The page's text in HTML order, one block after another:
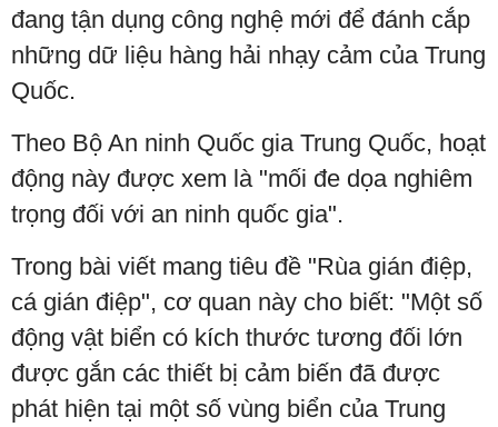
đang tận dụng công nghệ mới để đánh cắp
những dữ liệu hàng hải nhạy cảm của Trung
Quốc.
Theo Bộ An ninh Quốc gia Trung Quốc, hoạt
động này được xem là "mối đe dọa nghiêm
trọng đối với an ninh quốc gia".
Trong bài viết mang tiêu đề "Rùa gián điệp,
cá gián điệp", cơ quan này cho biết: "Một số
động vật biển có kích thước tương đối lớn
được gắn các thiết bị cảm biến đã được
phát hiện tại một số vùng biển của Trung